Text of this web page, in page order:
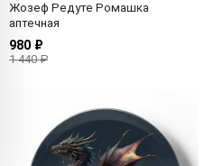
Жозеф Редуте Ромашка
аптечная
980 ₽
1 440 ₽